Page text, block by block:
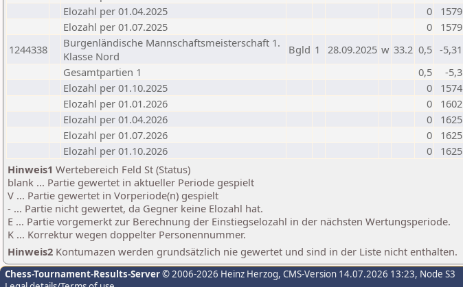
Elozahl per 01.04.2025
0
1579
Elozahl per 01.07.2025
0
1579
1244338
Burgenländische Mannschaftsmeisterschaft 1.
Klasse Nord
Bgld 1 28.09.2025 w 33.2 0,5 -5,31
Gesamtpartien 1
0,5
-5,3
Elozahl per 01.10.2025
0
1574
Elozahl per 01.01.2026
0
1602
Elozahl per 01.04.2026
0
1625
Elozahl per 01.07.2026
0
1625
Elozahl per 01.10.2026
0
1625
Hinweis1 Wertebereich Feld St (Status)
blank ... Partie gewertet in aktueller Periode gespielt
V ... Partie gewertet in Vorperiode(n) gespielt
- ... Partie nicht gewertet, da Gegner keine Elozahl hat.
E ... Partie vorgemerkt zur Berechnung der Einstiegselozahl in der nächsten Wertungsperiode.
K ... Korrektur wegen doppelter Personennummer.
Hinweis2 Kontumazen werden grundsätzlich nie gewertet und sind in der Liste nicht enthalten.
Chess-Tournament-Results-Server© 2006-2026 Heinz Herzog, CMS-Version 14.07.2026 13:23, Node S3